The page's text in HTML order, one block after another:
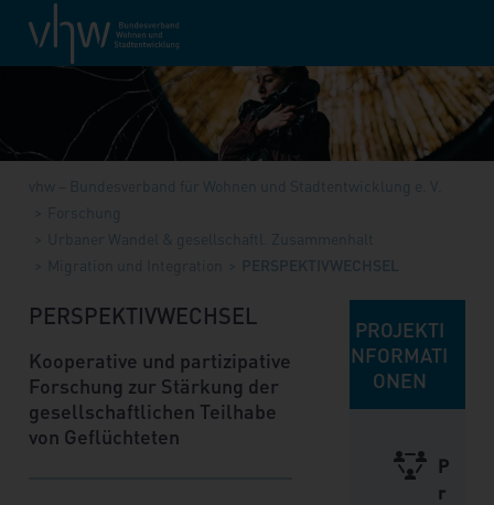
vhw – Bundesverband für Wohnen und Stadtentwicklung e. V.
Forschung
Urbaner Wandel & gesellschaftl. Zusammenhalt
Migration und Integration
PERSPEKTIVWECHSEL
PERSPEKTIVWECHSEL
Kooperative und partizipative
Forschung zur Stärkung der
gesellschaftlichen Teilhabe
von Geflüchteten
PROJEKTI
NFORMATI
ONEN
P
r